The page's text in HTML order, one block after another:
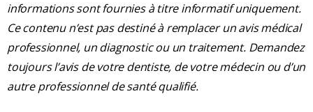
informations sont fournies à titre informatif uniquement.
Ce contenu n’est pas destiné à remplacer un avis médical
professionnel, un diagnostic ou un traitement. Demandez
toujours l’avis de votre dentiste, de votre médecin ou d’un
autre professionnel de santé qualifié.